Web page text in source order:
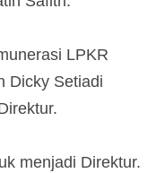
LPKR
Dicky Setiadi
menjadi Direktur.